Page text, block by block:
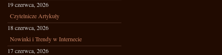
19 czerwca, 2026
Czytelnicze Artykuły
18 czerwca, 2026
Nowinki i Trendy w Internecie
17 czerwca, 2026